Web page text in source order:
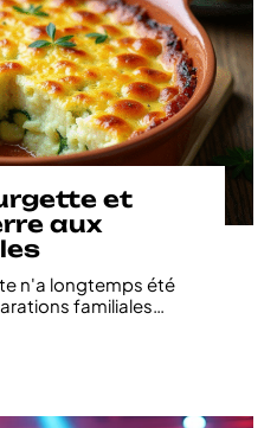
et
aux
n'a longtemps été
familiales…